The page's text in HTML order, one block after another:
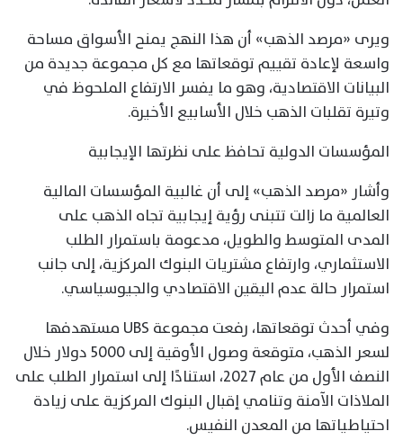
ويرى «مرصد الذهب» أن هذا النهج يمنح الأسواق مساحة
واسعة لإعادة تقييم توقعاتها مع كل مجموعة جديدة من
البيانات الاقتصادية، وهو ما يفسر الارتفاع الملحوظ في
وتيرة تقلبات الذهب خلال الأسابيع الأخيرة.
المؤسسات الدولية تحافظ على نظرتها الإيجابية
وأشار «مرصد الذهب» إلى أن غالبية المؤسسات المالية
العالمية ما زالت تتبنى رؤية إيجابية تجاه الذهب على
المدى المتوسط والطويل، مدعومة باستمرار الطلب
الاستثماري، وارتفاع مشتريات البنوك المركزية، إلى جانب
استمرار حالة عدم اليقين الاقتصادي والجيوسياسي.
وفي أحدث توقعاتها، رفعت مجموعة UBS مستهدفها
لسعر الذهب، متوقعة وصول الأوقية إلى 5000 دولار خلال
النصف الأول من عام 2027، استنادًا إلى استمرار الطلب على
الملاذات الآمنة وتنامي إقبال البنوك المركزية على زيادة
احتياطياتها من المعدن النفيس.